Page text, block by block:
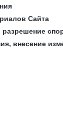
Сайта
внесение